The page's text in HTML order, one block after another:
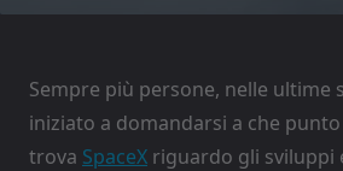
Sempre più persone, nelle ultime
iniziato a domandarsi a che punto
trova SpaceX riguardo gli sviluppi